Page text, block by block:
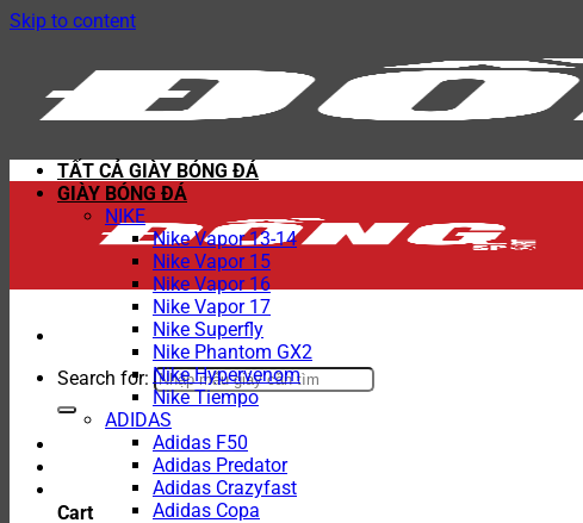
Skip to content
Search for:
Cart
TẤT CẢ GIÀY BÓNG ĐÁ
GIÀY BÓNG ĐÁ
NIKE
Nike Vapor 13-14
Nike Vapor 15
Nike Vapor 16
Nike Vapor 17
Nike Superfly
Nike Phantom GX2
Nike Hypervenom
Nike Tiempo
ADIDAS
Adidas F50
Adidas Predator
Adidas Crazyfast
Adidas Copa